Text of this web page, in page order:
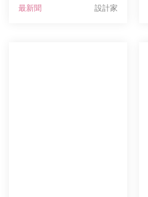
踴躍參與，活動於2026/0
7/26已結束，得獎名單如
最新聞 設計家